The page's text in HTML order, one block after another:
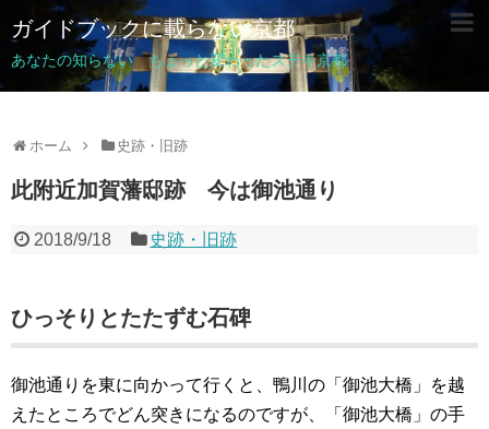
ガイドブックに載らない京都
あなたの知らない ちょっと変わったステキ京都
ホーム 史跡・旧跡
此附近加賀藩邸跡 今は御池通り
2018/9/18 史跡・旧跡
ひっそりとたたずむ石碑
御池通りを東に向かって行くと、鴨川の「御池大橋」を越
えたところでどん突きになるのですが、「御池大橋」の手